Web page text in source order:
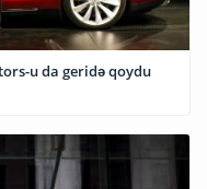
u da geridə qoydu